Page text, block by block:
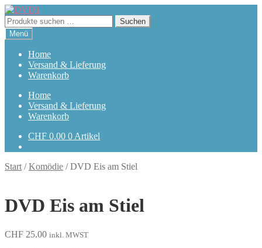
Zur
Navigation
springen
Zum
Inhalt
springen
Suchen
nach:
Suchen
Menü
Home
Versand & Lieferung
Warenkorb
Home
Versand & Lieferung
Warenkorb
CHF 0.00 0 Artikel
Start /Komödie /DVD Eis am Stiel
DVD Eis am Stiel
CHF 25.00 inkl. MWST